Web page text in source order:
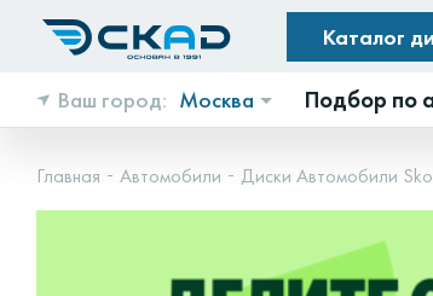
Каталог
Ваш город: Москва Подбор по
Главная Автомобили Диски Автомобили